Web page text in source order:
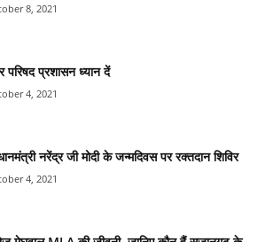
8, 2021
परिषद प्रशासन ध्यान दें
4, 2021
नरेंद्र जी मोदी के जन्मदिवस पर रक्तदान शिविर
4, 2021